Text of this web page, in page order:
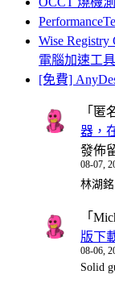
Wise
電腦加速工具
[免費]
「 匿
器，
發佈
08-07,
林湖
「
版下
08-06,
Solid